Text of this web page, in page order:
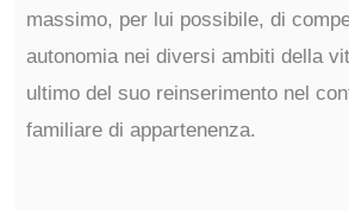
massimo, per lui possibile, di
autonomia nei diversi ambiti della
ultimo del suo reinserimento nel
familiare di appartenenza.